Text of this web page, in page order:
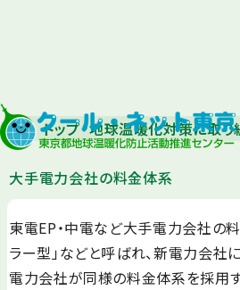
トップ 地球温暖化対策に取り
大手電力会社の料金体系
東電EP・中電など大手電力会社の
ラー型」などと呼ばれ、新電力会社
電力会社が同様の料金体系を採用